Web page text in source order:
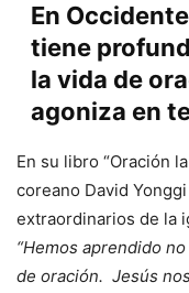
En
tiene
la vida de
agoniza en
En su libro “Oración
coreano David
extraordinarios de la
“Hemos aprendido
de oración. Jesús